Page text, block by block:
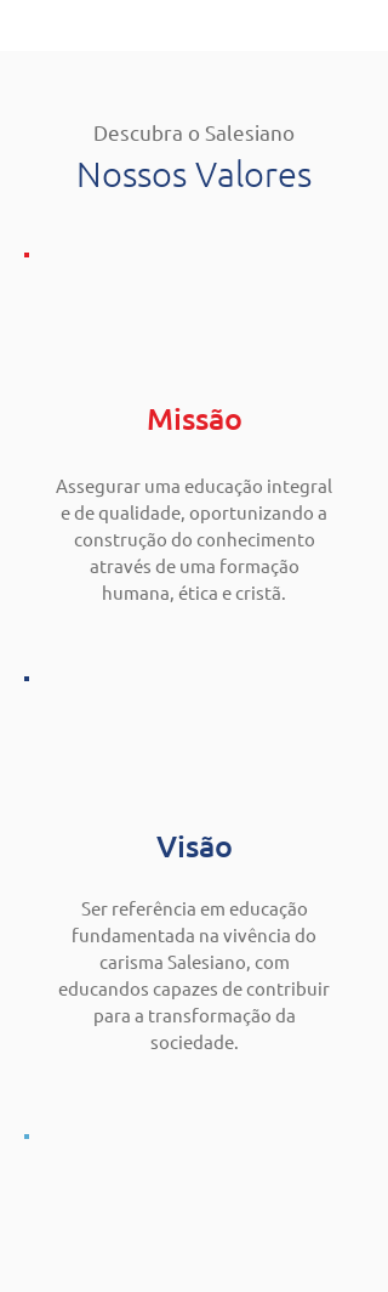
Descubra o Salesiano
Nossos Valores
Missão
Assegurar uma educação integral
e de qualidade, oportunizando a
construção do conhecimento
através de uma formação
humana, ética e cristã.
Visão
Ser referência em educação
fundamentada na vivência do
carisma Salesiano, com
educandos capazes de contribuir
para a transformação da
sociedade.